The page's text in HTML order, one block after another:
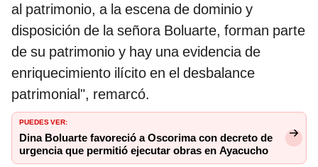
al patrimonio, a la escena de dominio y
disposición de la señora Boluarte, forman parte
de su patrimonio y hay una evidencia de
enriquecimiento ilícito en el desbalance
patrimonial", remarcó.
PUEDES VER:
Dina Boluarte favoreció a Oscorima con decreto de
urgencia que permitió ejecutar obras en Ayacucho